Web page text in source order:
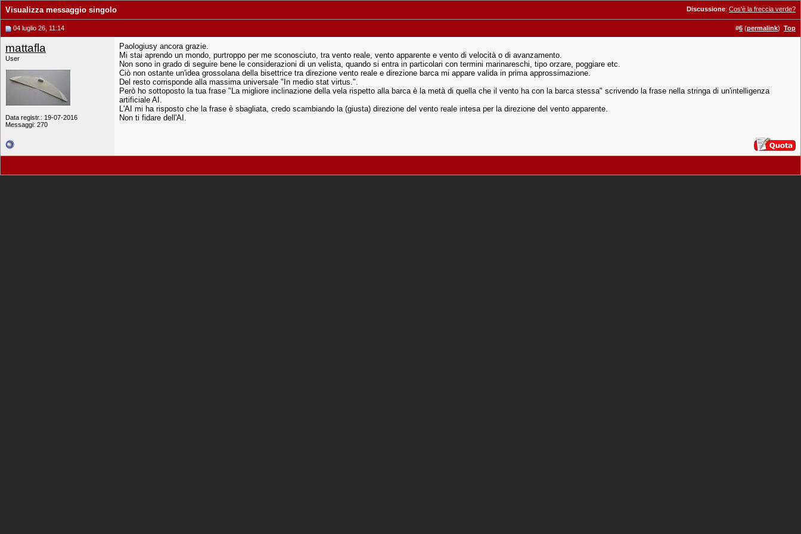
Discussione: Cos'è la freccia verde?
Visualizza messaggio singolo
04 luglio 26, 11:14 #6 (permalink) Top
mattafla
User
Data registr.: 19-07-2016
Messaggi: 270
Paologiusy ancora grazie.
Mi stai aprendo un mondo, purtroppo per me sconosciuto, tra vento reale, vento apparente e vento di velocità o di avanzamento.
Non sono in grado di seguire bene le considerazioni di un velista, quando si entra in particolari con termini marinareschi, tipo orzare, poggiare etc.
Ciò non ostante un'idea grossolana della bisettrice tra direzione vento reale e direzione barca mi appare valida in prima approssimazione.
Del resto corrisponde alla massima universale "In medio stat virtus.".
Però ho sottoposto la tua frase "La migliore inclinazione della vela rispetto alla barca è la metà di quella che il vento ha con la barca stessa" scrivendo la frase nella stringa di un'intelligenza
artificiale AI.
L'AI mi ha risposto che la frase è sbagliata, credo scambiando la (giusta) direzione del vento reale intesa per la direzione del vento apparente.
Non ti fidare dell'AI.